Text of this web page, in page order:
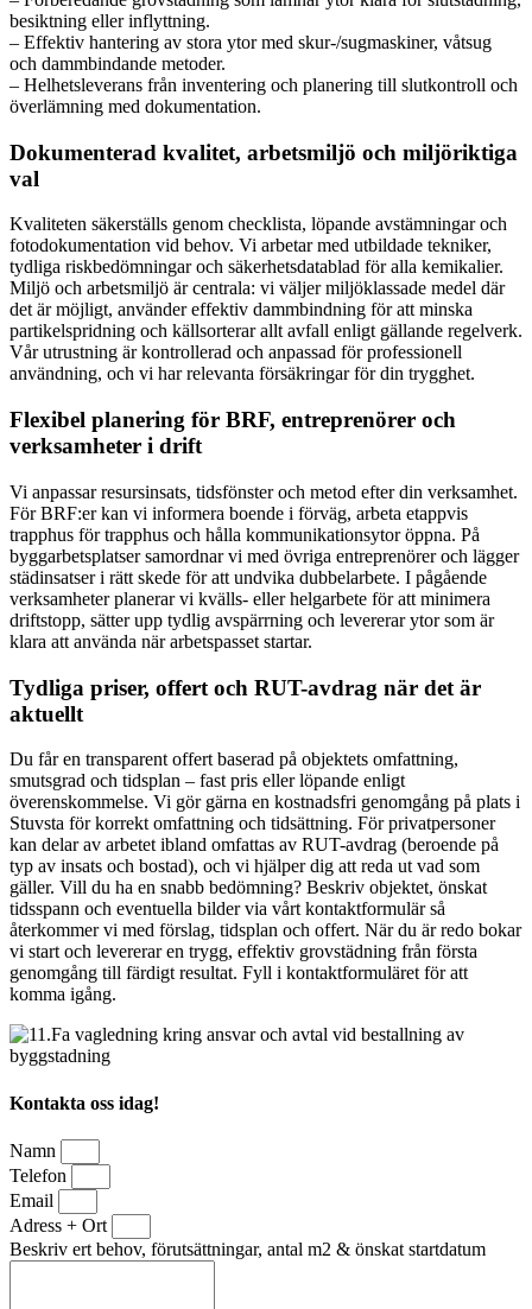
besiktning eller inflyttning.
– Effektiv hantering av stora ytor med skur-/sugmaskiner, våtsug
och dammbindande metoder.
– Helhetsleverans från inventering och planering till slutkontroll och
överlämning med dokumentation.
Dokumenterad kvalitet, arbetsmiljö och miljöriktiga
val
Kvaliteten säkerställs genom checklista, löpande avstämningar och
fotodokumentation vid behov. Vi arbetar med utbildade tekniker,
tydliga riskbedömningar och säkerhetsdatablad för alla kemikalier.
Miljö och arbetsmiljö är centrala: vi väljer miljöklassade medel där
det är möjligt, använder effektiv dammbindning för att minska
partikelspridning och källsorterar allt avfall enligt gällande regelverk.
Vår utrustning är kontrollerad och anpassad för professionell
användning, och vi har relevanta försäkringar för din trygghet.
Flexibel planering för BRF, entreprenörer och
verksamheter i drift
Vi anpassar resursinsats, tidsfönster och metod efter din verksamhet.
För BRF:er kan vi informera boende i förväg, arbeta etappvis
trapphus för trapphus och hålla kommunikationsytor öppna. På
byggarbetsplatser samordnar vi med övriga entreprenörer och lägger
städinsatser i rätt skede för att undvika dubbelarbete. I pågående
verksamheter planerar vi kvälls- eller helgarbete för att minimera
driftstopp, sätter upp tydlig avspärrning och levererar ytor som är
klara att använda när arbetspasset startar.
Tydliga priser, offert och RUT-avdrag när det är
aktuellt
Du får en transparent offert baserad på objektets omfattning,
smutsgrad och tidsplan – fast pris eller löpande enligt
överenskommelse. Vi gör gärna en kostnadsfri genomgång på plats i
Stuvsta för korrekt omfattning och tidsättning. För privatpersoner
kan delar av arbetet ibland omfattas av RUT-avdrag (beroende på
typ av insats och bostad), och vi hjälper dig att reda ut vad som
gäller. Vill du ha en snabb bedömning? Beskriv objektet, önskat
tidsspann och eventuella bilder via vårt kontaktformulär så
återkommer vi med förslag, tidsplan och offert. När du är redo bokar
vi start och levererar en trygg, effektiv grovstädning från första
genomgång till färdigt resultat. Fyll i kontaktformuläret för att
komma igång.
Kontakta oss idag!
Namn
Telefon
Email
Adress + Ort
Beskriv ert behov, förutsättningar, antal m2 & önskat startdatum